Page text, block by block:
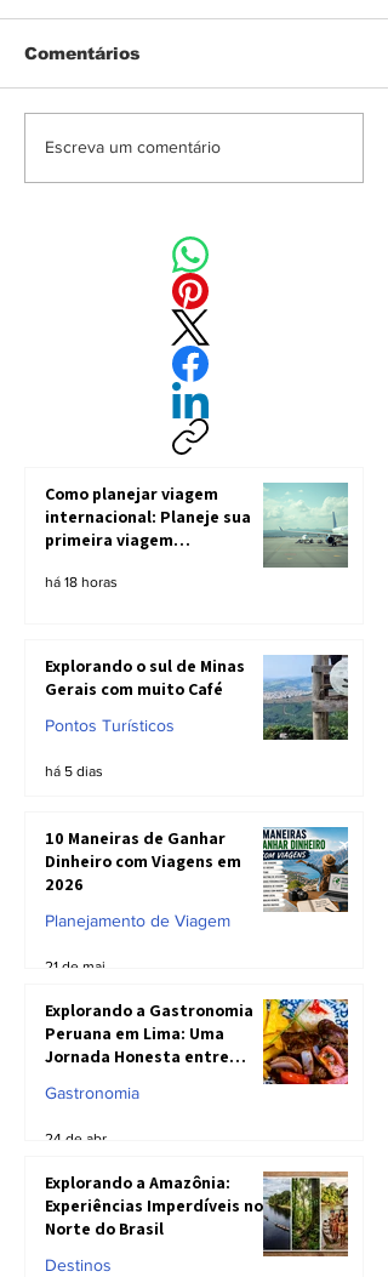
Mudança nos
Comentários
Escreva um comentário
Como planejar viagem
internacional: Planeje sua
primeira viagem
internacional com estas dicas
há 18 horas
Explorando o sul de Minas
Gerais com muito Café
Pontos Turísticos
há 5 dias
10 Maneiras de Ganhar
Dinheiro com Viagens em
2026
Planejamento de Viagem
21 de mai.
Explorando a Gastronomia
Peruana em Lima: Uma
Jornada Honesta entre
Realidades do Prato
Gastronomia
24 de abr.
Explorando a Amazônia:
Experiências Imperdíveis no
Norte do Brasil
Destinos